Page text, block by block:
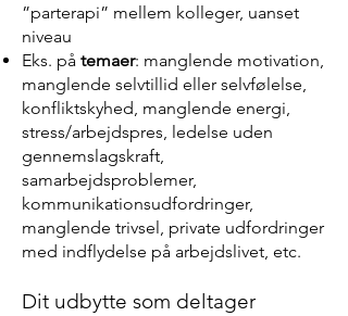
”parterapi” mellem kolleger, uanset
niveau
Eks. på temaer: manglende motivation,
manglende selvtillid eller selvfølelse,
konfliktskyhed, manglende energi,
stress/arbejdspres, ledelse uden
gennemslagskraft,
samarbejdsproblemer,
kommunikationsudfordringer,
manglende trivsel, private udfordringer
med indflydelse på arbejdslivet, etc.
Dit udbytte som deltager